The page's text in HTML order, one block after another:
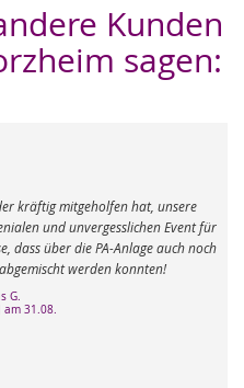
Kunden
sagen:
kräftig mitgeholfen hat, unsere
und unvergesslichen Event für
dass über die PA-Anlage auch noch
werden konnten!
G.
am 31.08.